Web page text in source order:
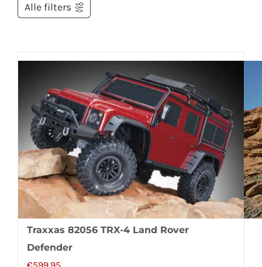
Alle filters
Traxxas 82056 TRX-4 Land Rover
Defender